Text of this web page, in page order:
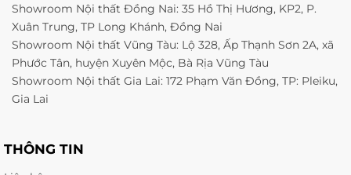
Showroom Nội thất Đồng Nai: 35 Hồ Thị Hương, KP2, P.
Xuân Trung, TP Long Khánh, Đồng Nai
Showroom Nội thất Vũng Tàu: Lộ 328, Ấp Thạnh Sơn 2A, xã
Phước Tân, huyện Xuyên Mộc, Bà Rịa Vũng Tàu
Showroom Nội thất Gia Lai: 172 Phạm Văn Đồng, TP: Pleiku,
Gia Lai
THÔNG TIN